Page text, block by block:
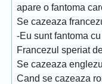
apare o fantoma
Se cazeaza
-Eu sunt fantoma
Francezul speriat
Se cazeaza
Cand se cazeaza